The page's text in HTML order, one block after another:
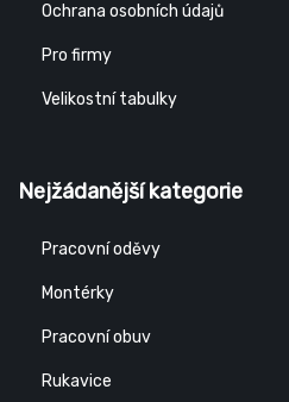
Ochrana osobních údajů
Pro firmy
Velikostní tabulky
Nejžádanější kategorie
Pracovní oděvy
Montérky
Pracovní obuv
Rukavice